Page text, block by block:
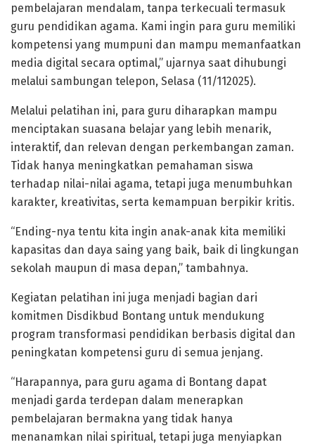
pembelajaran mendalam, tanpa terkecuali termasuk
guru pendidikan agama. Kami ingin para guru memiliki
kompetensi yang mumpuni dan mampu memanfaatkan
media digital secara optimal,” ujarnya saat dihubungi
melalui sambungan telepon, Selasa (11/112025).
Melalui pelatihan ini, para guru diharapkan mampu
menciptakan suasana belajar yang lebih menarik,
interaktif, dan relevan dengan perkembangan zaman.
Tidak hanya meningkatkan pemahaman siswa
terhadap nilai-nilai agama, tetapi juga menumbuhkan
karakter, kreativitas, serta kemampuan berpikir kritis.
“Ending-nya tentu kita ingin anak-anak kita memiliki
kapasitas dan daya saing yang baik, baik di lingkungan
sekolah maupun di masa depan,” tambahnya.
Kegiatan pelatihan ini juga menjadi bagian dari
komitmen Disdikbud Bontang untuk mendukung
program transformasi pendidikan berbasis digital dan
peningkatan kompetensi guru di semua jenjang.
“Harapannya, para guru agama di Bontang dapat
menjadi garda terdepan dalam menerapkan
pembelajaran bermakna yang tidak hanya
menanamkan nilai spiritual, tetapi juga menyiapkan